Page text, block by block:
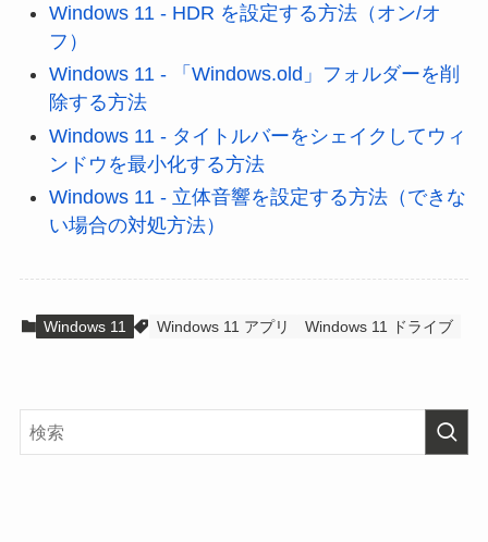
Windows 11 - HDR を設定する方法（オン/オ
フ）
Windows 11 - 「Windows.old」フォルダーを削
除する方法
Windows 11 - タイトルバーをシェイクしてウィ
ンドウを最小化する方法
Windows 11 - 立体音響を設定する方法（できな
い場合の対処方法）
Windows 11 Windows 11 アプリ Windows 11 ドライブ